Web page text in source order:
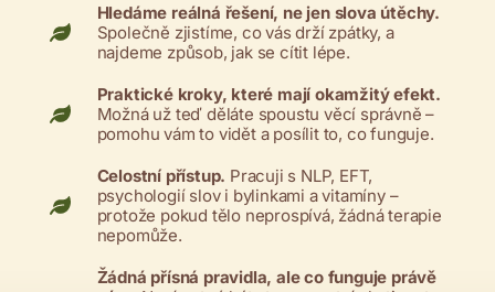
Hledáme reálná řešení, ne jen slova útěchy.
Společně zjistíme, co vás drží zpátky, a
najdeme způsob, jak se cítit lépe.
Praktické kroky, které mají okamžitý efekt.
Možná už teď děláte spoustu věcí správně –
pomohu vám to vidět a posílit to, co funguje.
Celostní přístup. Pracuji s NLP, EFT,
psychologií slov i bylinkami a vitamíny –
protože pokud tělo neprospívá, žádná terapie
nepomůže.
Žádná přísná pravidla, ale co funguje právě